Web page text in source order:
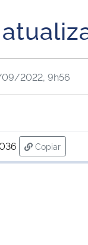
2022, 9h56
Copiar
para área